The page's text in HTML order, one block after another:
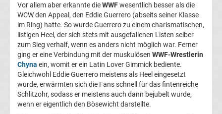
Tabelle
Süper
Lig
Ergebnisse
Vor allem aber erkannte dieWWFwesentlich besser als die
WCW den Appeal, den Eddie Guerrero (abseits seiner Klasse
im Ring) hatte. So wurde Guerrero zu einem charismatischen,
listigen Heel, der sich stets mit ausgefallenen Listen selber
zum Sieg verhalf, wenn es anders nicht möglich war. Ferner
ging er eine Verbindung mit der muskulösen WWF-Wrestlerin
Chyna ein, womit er ein Latin Lover Gimmick bediente.
Gleichwohl Eddie Guerrero meistens als Heel eingesetzt
wurde, erwärmten sich die Fans schnell für das fintenreiche
Schlitzohr, sodass er meistens auch dann bejubelt wurde,
wenn er eigentlich den Bösewicht darstellte.